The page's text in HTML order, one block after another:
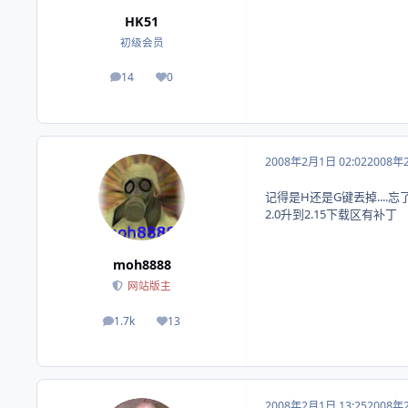
HK51
初级会员
14
帖子 0
荣誉积分
moh8888
网站版主
1.7k
帖子 13
荣誉积分
2008年2月1日 02:022008年
记得是H还是G键丟掉....忘
2.0升到2.15下载区有补丁